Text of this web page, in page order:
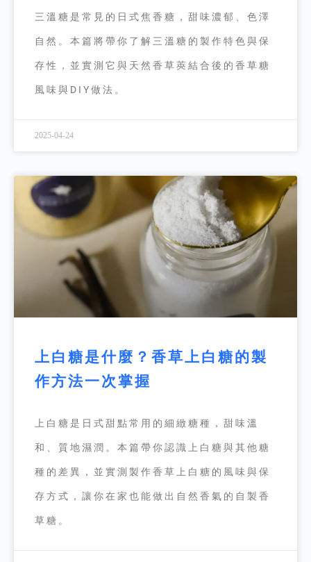
三溫糖是常見的日式焦香糖，甜味濃郁、色澤
自然。本篇將帶你了解三溫糖的製作特色與保
存性，並實測它與天然香草莢結合後的香草糖
風味與DIY做法。
2025-04-24
上白糖是什麼？香草上白糖的製
作方法一次掌握
上白糖是日式甜點常用的細緻糖種，甜味溫
和、質地濕潤。本篇帶你認識上白糖與其他糖
種的差異，並實測製作香草上白糖的風味與保
存方式，讓你在家也能做出自然香氣的自製香
草糖。